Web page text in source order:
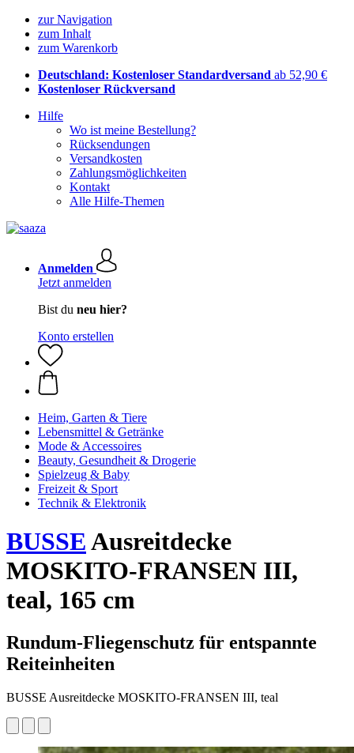
zur Navigation
zum Inhalt
zum Warenkorb
Deutschland: Kostenloser Standardversand ab 52,90 €
Kostenloser Rückversand
Hilfe
Wo ist meine Bestellung?
Rücksendungen
Versandkosten
Zahlungsmöglichkeiten
Kontakt
Alle Hilfe-Themen
Anmelden
Jetzt anmelden
Bist du neu hier?
Konto erstellen
Heim, Garten & Tiere
Lebensmittel & Getränke
Mode & Accessoires
Beauty, Gesundheit & Drogerie
Spielzeug & Baby
Freizeit & Sport
Technik & Elektronik
BUSSEAusreitdecke
MOSKITO-FRANSEN III,
teal, 165 cm
Rundum-Fliegenschutz für entspannte
Reiteinheiten
BUSSE Ausreitdecke MOSKITO-FRANSEN III, teal